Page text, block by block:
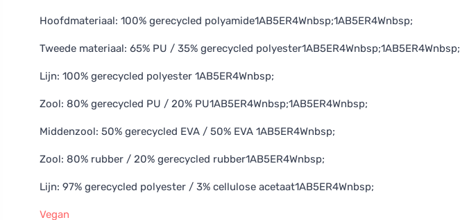
Hoofdmateriaal: 100% gerecycled polyamide1AB5ER4Wnbsp;1AB5ER4Wnbsp;
Tweede materiaal: 65% PU / 35% gerecycled polyester1AB5ER4Wnbsp;1AB5ER4Wnbsp;
Lijn: 100% gerecycled polyester 1AB5ER4Wnbsp;
Zool: 80% gerecycled PU / 20% PU1AB5ER4Wnbsp;1AB5ER4Wnbsp;
Middenzool: 50% gerecycled EVA / 50% EVA 1AB5ER4Wnbsp;
Zool: 80% rubber / 20% gerecycled rubber1AB5ER4Wnbsp;
Lijn: 97% gerecycled polyester / 3% cellulose acetaat1AB5ER4Wnbsp;
Vegan